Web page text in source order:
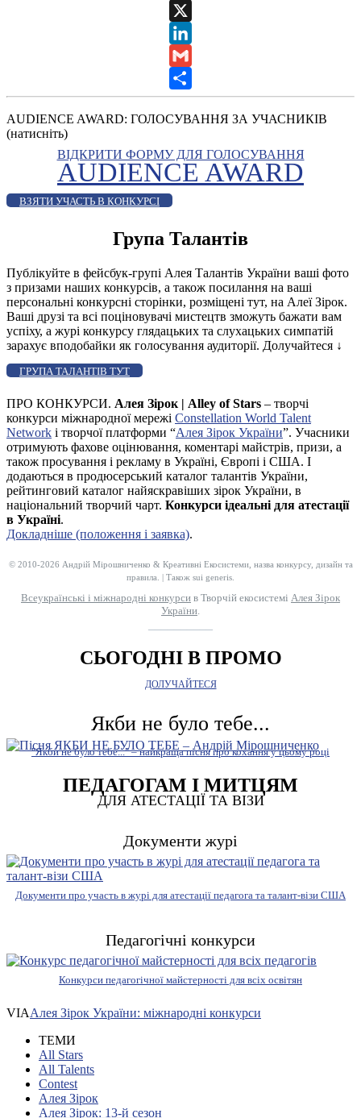
WhatsApp
X
LinkedIn
Gmail
Share
AUDIENCE AWARD: ГОЛОСУВАННЯ ЗА УЧАСНИКІВ
(натисніть)
ВІДКРИТИ ФОРМУ ДЛЯ ГОЛОСУВАННЯ
AUDIENCE AWARD
ВЗЯТИ УЧАСТЬ В КОНКУРСІ
Група Талантів
Публікуйте в фейсбук-групі Алея Талантів України ваші фото
з призами наших конкурсів, а також посилання на ваші
персональні конкурсні сторінки, розміщені тут, на Алеї Зірок.
Ваші друзі та всі поціновувачі мистецтв зможуть бажати вам
успіху, а журі конкурсу глядацьких та слухацьких симпатій
зарахує вподобайки як голосування аудиторії. Долучайтеся ↓
ГРУПА ТАЛАНТІВ ТУТ
ПРО КОНКУРСИ. Алея Зірок | Alley of Stars – творчі
конкурси міжнародної мережі Constellation World Talent
Network і творчої платформи “Алея Зірок України”. Учасники
отримують фахове оцінювання, коментарі майстрів, призи, а
також просування і рекламу в Україні, Європі і США. І
додаються в продюсерський каталог талантів України,
рейтинговий каталог найяскравіших зірок України, в
національний творчий чарт. Конкурси ідеальні для атестації
в Україні.
Докладніше (положення і заявка).
© 2010-2026 Андрій Мірошниченко & Креативні Екосистеми, назва конкурсу, дизайн та
правила. | Також sui generis.
Всеукраїнські і міжнародні конкурси в Творчій екосистемі Алея Зірок
України
СЬОГОДНІ В ПРОМО
ДОЛУЧАЙТЕСЯ
Якби не було тебе...
"Якби не було тебе..." – найкраща пісня про кохання у цьому році
ПЕДАГОГАМ І МИТЦЯМ
ДЛЯ АТЕСТАЦІЇ ТА ВІЗИ
Документи журі
Документи про участь в журі для атестації педагога та талант-візи США
Педагогічні конкурси
Конкурси педагогічної майстерності для всіх освітян
VIAАлея Зірок України: міжнародні конкурси
ТЕМИ
All Stars
All Talents
Contest
Алея Зірок
Алея Зірок: 13-й сезон